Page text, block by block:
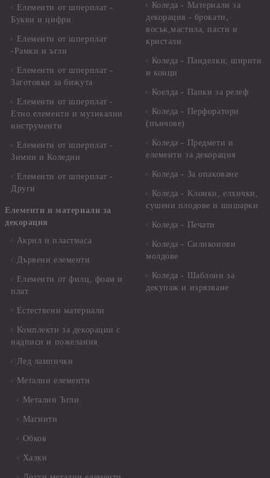
Елементи от шперплат -
Букви и цифри
Елементи от шперплат
-Рамки и ъгли
Елементи от шперплат -
Заготовки за бижута
Елементи от шперплат -
Етно елементи и музикални
инструменти
Елементи от шперплат -
Зимни и Коледни
Елементи от шперплат -
Други
Елементи и материали за
декорация
Акрил и пластмаса
Дървени елементи
Елементи от филц, фоам и
плат
Естествени материали
Комплекти за декорации с
надписи и пожелания
Лед лампички
Метални елементи
Метални Ъгли
Магнити
Обков
Халки
Коледа - Материали за
декорация - брокати,
восък,мастила, пасти и
кристали
Коледа - Панделки, ширити
и конци
Коелда - Папки за релеф
Коледа - Перфоратори
(пънчове)
Коледа - Предмети и
елементи за декорация
Коледа - За опаковане
Коледа - Kлонки, елхички,
сушени плодове и шишарки
Коледа - Печати
Коледа - Силиконови
молдове
Коледа - Шаблони за
декупаж и изрязване